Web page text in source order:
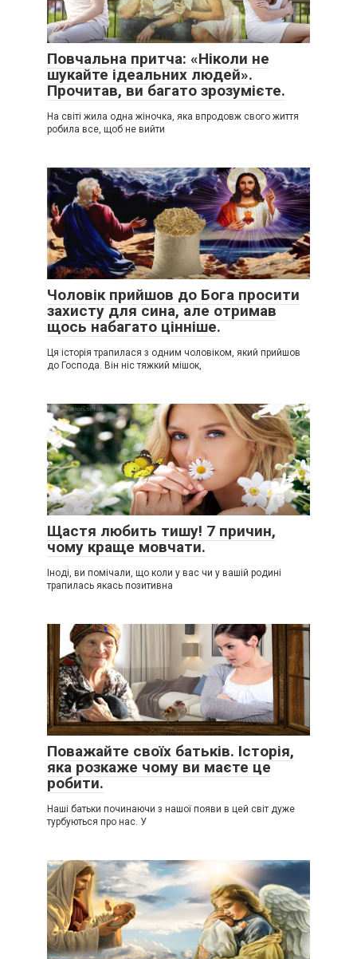
Повчальна притча: «Ніколи не
шукайте ідеальних людей».
Прочитав, ви багато зрозумієте.
На світі жила одна жіночка, яка впродовж свого життя
робила все, щоб не вийти
Чоловік прийшов до Бога просити
захисту для сина, але отримав
щось набагато цінніше.
Ця історія трапилася з одним чоловіком, який прийшов
до Господа. Він ніс тяжкий мішок,
Щастя любить тишу! 7 причин,
чому краще мовчати.
Іноді, ви помічали, що коли у вас чи у вашій родині
трапилась якась позитивна
Поважайте своїх батьків. Історія,
яка розкаже чому ви маєте це
робити.
Наші батьки починаючи з нашої появи в цей світ дуже
турбуються про нас. У